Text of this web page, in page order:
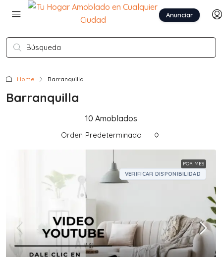
Anunciar
Home Barranquilla
Barranquilla
10 Amoblados
Orden Predeterminado
POR MES
VERIFICAR DISPONIBILIDAD